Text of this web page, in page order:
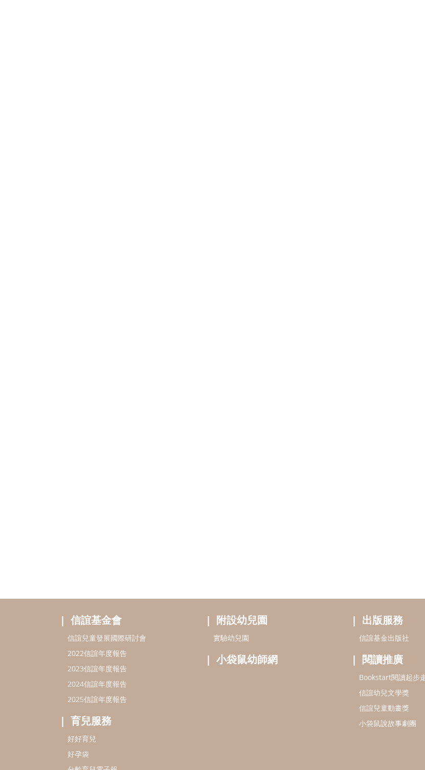
信誼基金會
信誼兒童發展國際研討會
2022信誼年度報告
2023信誼年度報告
2024信誼年度報告
2025信誼年度報告
育兒服務
好好育兒
好孕袋
附設幼兒園
實驗幼兒園
小袋鼠幼師網
出版服務
信誼基金出版社
閱讀推廣
Bookstart閱讀起步
信誼幼兒文學獎
信誼兒童動畫獎
小袋鼠說故事劇團